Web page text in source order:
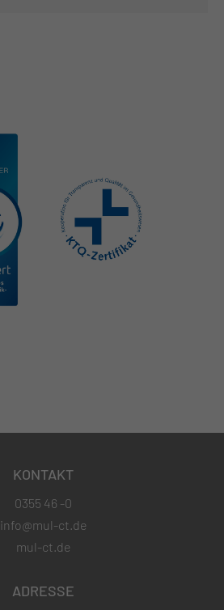
KONTAKT
0355 46 -0
info@mul-ct.de
mul-ct.de
ADRESSE